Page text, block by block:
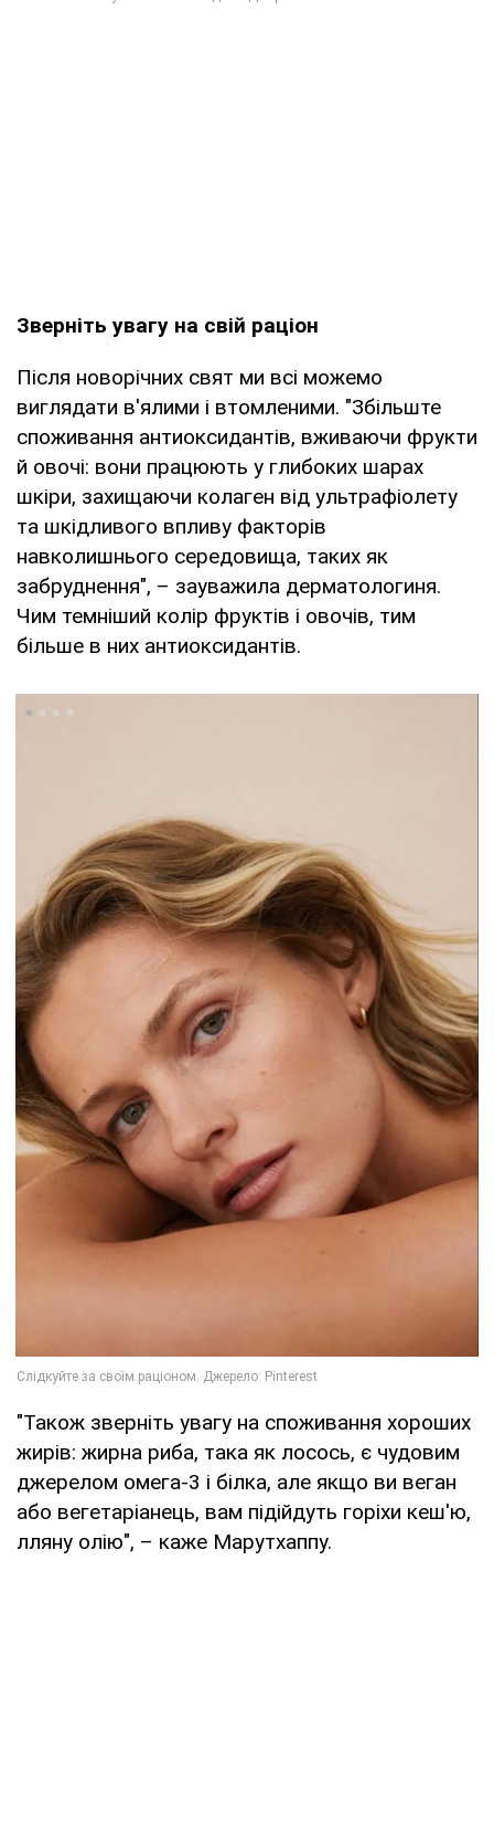
Зверніть увагу на свій раціон
Після новорічних свят ми всі можемо
виглядати в'ялими і втомленими. "Збільште
споживання антиоксидантів, вживаючи фрукти
й овочі: вони працюють у глибоких шарах
шкіри, захищаючи колаген від ультрафіолету
та шкідливого впливу факторів
навколишнього середовища, таких як
забруднення", – зауважила дерматологиня.
Чим темніший колір фруктів і овочів, тим
більше в них антиоксидантів.
"Також зверніть увагу на споживання хороших
жирів: жирна риба, така як лосось, є чудовим
джерелом омега-3 і білка, але якщо ви веган
або вегетаріанець, вам підійдуть горіхи кеш'ю,
лляну олію", – каже Марутхаппу.